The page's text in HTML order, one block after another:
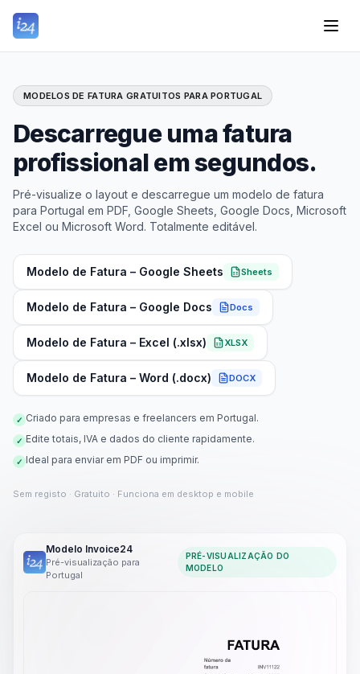
MODELOS DE FATURA GRATUITOS PARA PORTUGAL
Descarregue uma fatura
profissional em segundos.
Pré-visualize o layout e descarregue um modelo de fatura
para Portugal em PDF, Google Sheets, Google Docs, Microsoft
Excel ou Microsoft Word. Totalmente editável.
Modelo de Fatura – Google Sheets Sheets
Modelo de Fatura – Google Docs Docs
Modelo de Fatura – Excel (.xlsx) XLSX
Modelo de Fatura – Word (.docx) DOCX
✓ Criado para empresas e freelancers em Portugal.
✓ Edite totais, IVA e dados do cliente rapidamente.
✓ Ideal para enviar em PDF ou imprimir.
Sem registo · Gratuito · Funciona em desktop e mobile
Modelo Invoice24
Pré-visualização para
Portugal
PRÉ-VISUALIZAÇÃO DO
MODELO